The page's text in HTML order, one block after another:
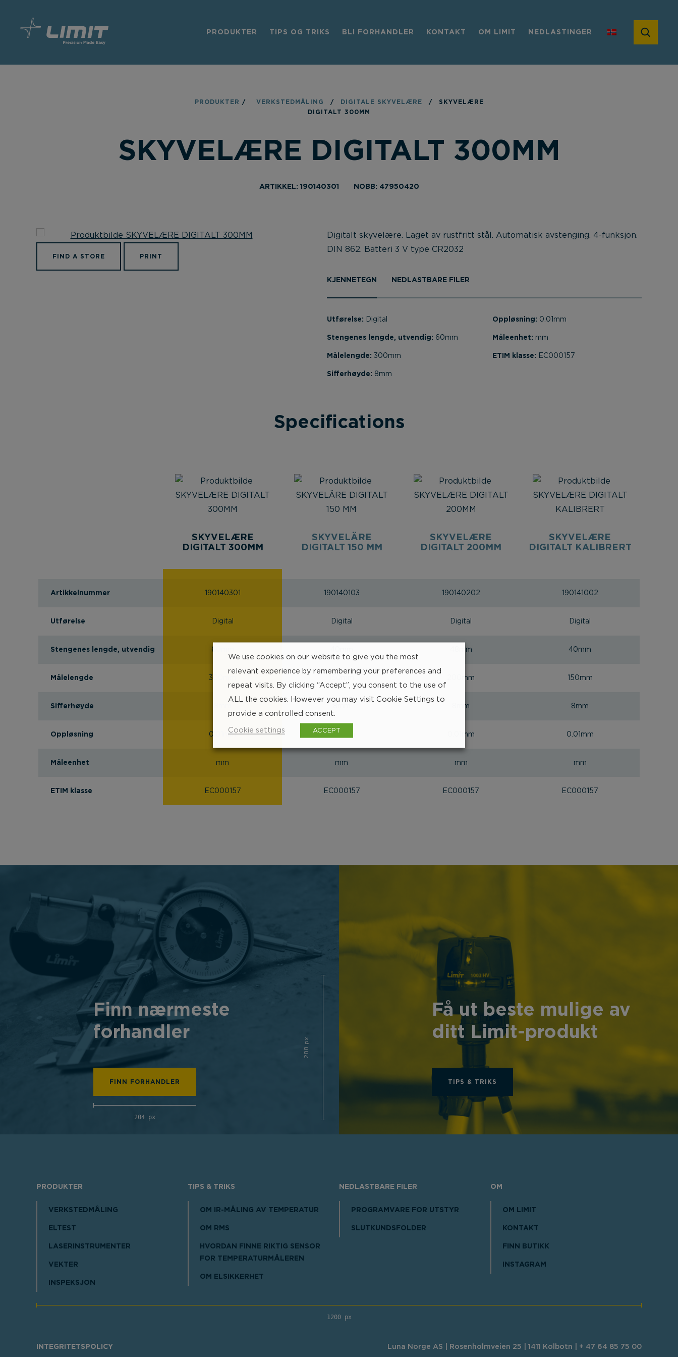
PRODUKTER TIPS OG TRIKS BLI FORHANDLER KONTAKT OM LIMIT NEDLASTINGER
PRODUKTER / VERKSTEDMÅLING / DIGITALE SKYVELÆRE /
SKYVELÆRE
DIGITALT 300MM
SKYVELÆRE DIGITALT 300MM
ARTIKKEL: 190140301 NOBB: 47950420
FIND A STORE PRINT
Digitalt skyvelære. Laget av rustfritt stål. Automatisk avstenging. 4-funksjon.
DIN 862. Batteri 3 V type CR2032
KJENNETEGN NEDLASTBARE FILER
Utførelse: Digital
Stengenes lengde, utvendig: 60mm
Målelengde: 300mm
Sifferhøyde: 8mm
Oppløsning: 0.01mm
Måleenhet: mm
ETIM klasse: EC000157
Specifications
Artikkelnummer
Utførelse
Stengenes lengde, utvendig
Målelengde
Sifferhøyde
Oppløsning
Måleenhet
ETIM klasse
SKYVELÆRE
DIGITALT 300MM
190140301
Digital
60mm
300mm
0.01mm
mm
EC000157
SKYVELÄRE
DIGITALT 150 MM
190140103
Digital
0.01mm
mm
EC000157
SKYVELÆRE
DIGITALT 200MM
190140202
Digital
48mm
200mm
8mm
0.01mm
mm
EC000157
SKYVELÆRE
DIGITALT KALIBRERT
190141002
Digital
40mm
150mm
8mm
0.01mm
mm
EC000157
Finn nærmeste
forhandler
FINN FORHANDLER
204 px
288 px
Få ut beste mulige av
ditt Limit-produkt
TIPS & TRIKS
PRODUKTER
VERKSTEDMÅLING
ELTEST
LASERINSTRUMENTER
VEKTER
INSPEKSJON
TIPS & TRIKS
OM IR-MÅLING AV TEMPERATUR
OM RMS
HVORDAN FINNE RIKTIG SENSOR
FOR TEMPERATURMÅLEREN
OM ELSIKKERHET
NEDLASTBARE FILER
PROGRAMVARE FOR UTSTYR
SLUTKUNDSFOLDER
OM
OM LIMIT
KONTAKT
FINN BUTIKK
INSTAGRAM
1200 px
INTEGRITETSPOLICY Luna Norge AS | Rosenholmveien 25 | 1411 Kolbotn | + 47 64 85 75 00
We use cookies on our website to give you the most
relevant experience by remembering your preferences and
repeat visits. By clicking “Accept”, you consent to the use of
ALL the cookies. However you may visit Cookie Settings to
provide a controlled consent.
Cookie settings ACCEPT